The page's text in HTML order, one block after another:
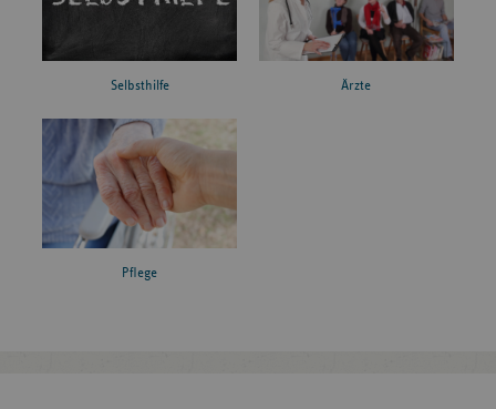
Selbsthilfe Ärzte
Pflege